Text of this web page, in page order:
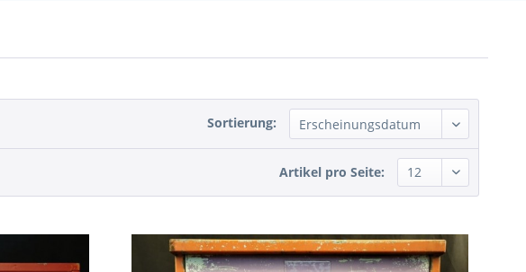
Sortierung:
Artikel pro Seite: